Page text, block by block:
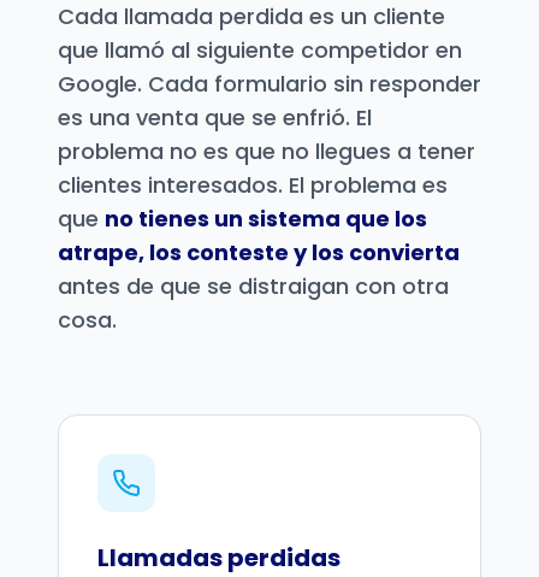
Cada llamada perdida es un cliente
que llamó al siguiente competidor en
Google. Cada formulario sin responder
es una venta que se enfrió. El
problema no es que no llegues a tener
clientes interesados. El problema es
que no tienes un sistema que los
atrape, los conteste y los convierta
antes de que se distraigan con otra
cosa.
Llamadas perdidas